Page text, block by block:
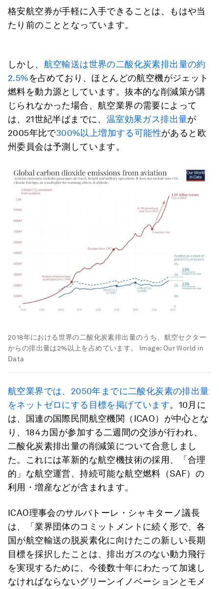
格安航空券が手軽に入手できることは、もはや当
たり前のこととなっています。
しかし、 航空輸送は世界の二酸化炭素排出量の約
2.5%を占めており、ほとんどの航空機がジェット
燃料を動力源としています。抜本的な削減策が講
じられなかった場合、航空業界の需要によって
は、21世紀半ばまでに、 温室効果ガス排出量が
2005年比で300%以上増加する可能性があると欧
州委員会は予測しています。
2018年における世界の二酸化炭素排出量のうち、航空セクター
からの排出量は2%以上を占めています。
Image: Our World in
Data
航空業界では、2050年までに二酸化炭素の排出量
をネットゼロにする目標を掲げています。10月に
は、国連の国際民間航空機関（ICAO）が中心とな
り、184カ国が参加する二週間の交渉が行われ、
二酸化炭素排出量の削減策について合意しまし
た。これには革新的な航空機技術の採用、「合理
的」な航空運営、持続可能な航空燃料（SAF）の
利用・増産などが含まれます。
ICAO理事会のサルバトーレ・シャキターノ議長
は、「業界団体のコミットメントに続く形で、各
国が航空輸送の脱炭素化に向けたこの新しい長期
目標を採択したことは、排出ガスのない動力飛行
を実現するために、今後数十年にわたって加速し
なければならないグリーンイノベーションとモメ